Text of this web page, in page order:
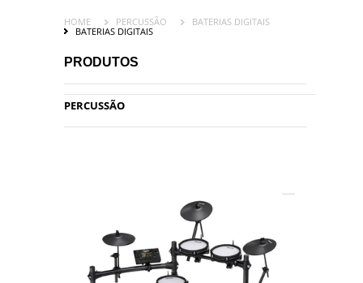
HOME PERCUSSÃO
BATERIAS DIGITAIS
BATERIAS DIGITAIS
PRODUTOS
PERCUSSÃO